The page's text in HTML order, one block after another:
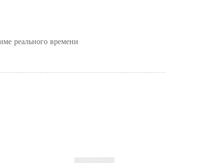
реального времени